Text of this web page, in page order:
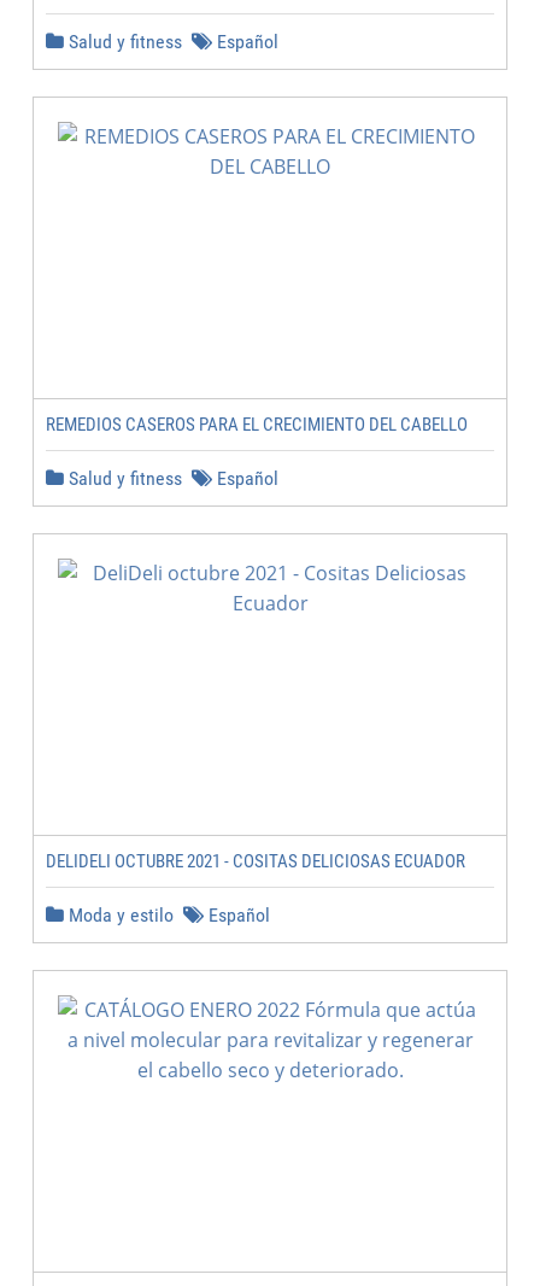
Salud y fitness Español
REMEDIOS CASEROS PARA EL CRECIMIENTO DEL CABELLO
Salud y fitness Español
DELIDELI OCTUBRE 2021 - COSITAS DELICIOSAS ECUADOR
Moda y estilo Español